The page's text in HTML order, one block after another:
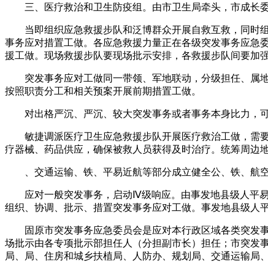
三、医疗救治和卫生防疫组。由市卫生局牵头，市成长委
当即组织应急救援步队和泛博群众开展自救互救，同时组
事务应对措置工做。各应急救援力量正在各级突发事务应急
援工做。现场救援步队要现场批示安排，各救援步队间要加
突发事务应对工做同一带领、军地联动，分级担任、属地
按照职责分工和相关预案开展前期措置工做。
对出格严沉、严沉、较大突发事务或者事务本身比力，可
敏捷调派医疗卫生应急救援步队开展医疗救治工做，需要
疗器械、药品供应，确保被救人员获得及时治疗。统筹周边
、交通运输、铁、平易近航等部分成立健全公、铁、航空
应对一般突发事务，启动Ⅳ级响应。由事发地县级人平易
组织、协调、批示、措置突发事务应对工做。事发地县级人
固原市突发事务应急委员会是应对本行政区域各类突发事
场批示由各专项批示部担任人（分担副市长）担任；市突发
局、局、住房和城乡扶植局、人防办、规划局、交通运输